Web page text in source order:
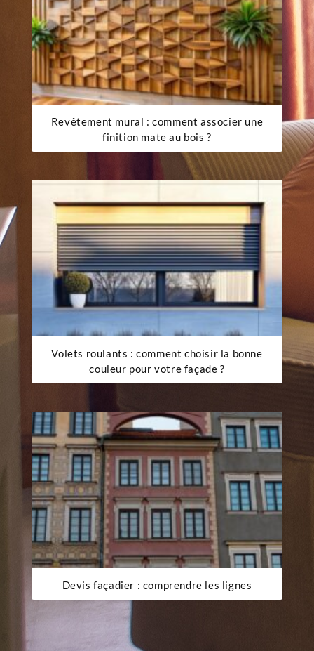
Revêtement mural : comment associer une
finition mate au bois ?
Volets roulants : comment choisir la bonne
couleur pour votre façade ?
Devis façadier : comprendre les lignes